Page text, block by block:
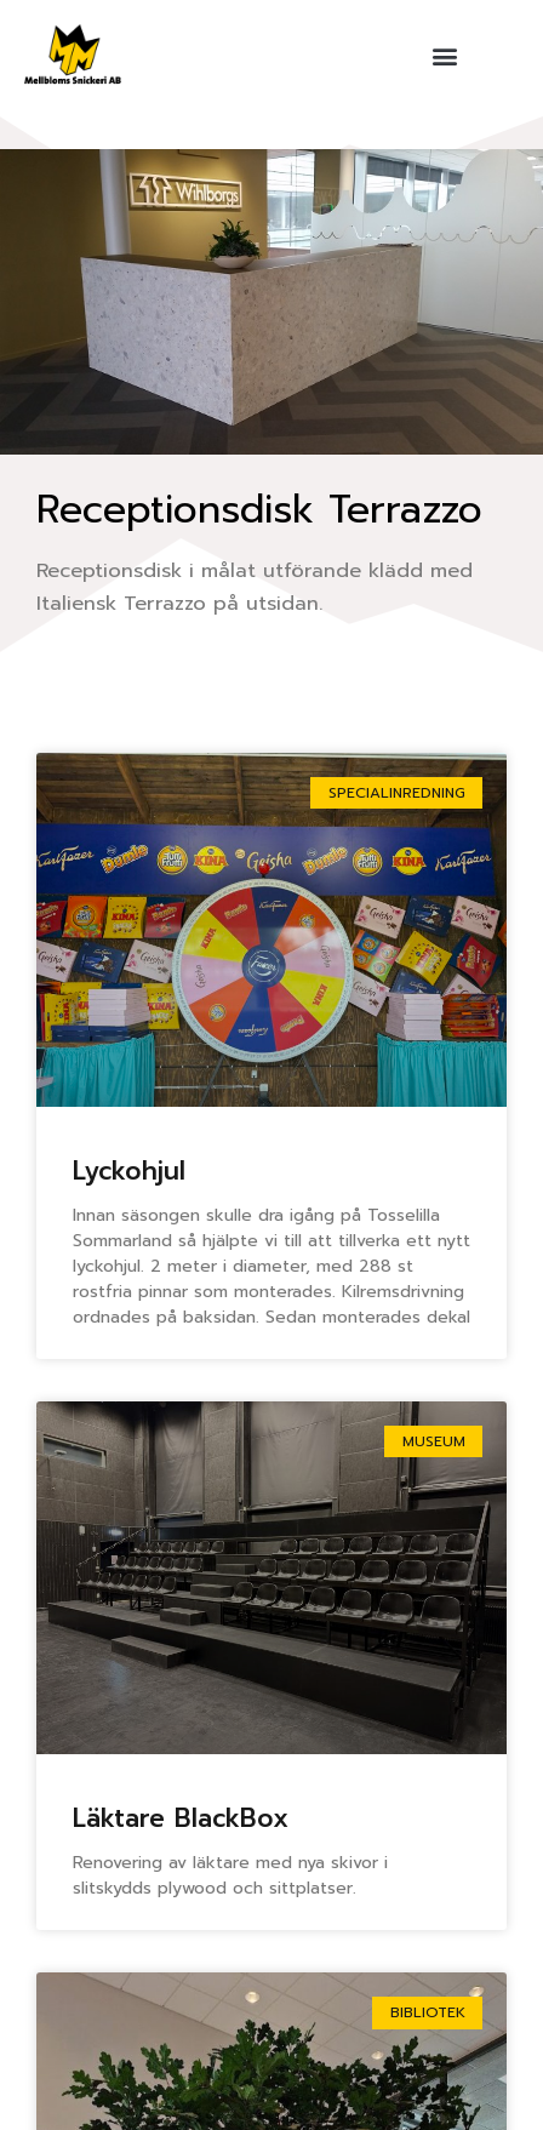
innehåll
Receptionsdisk Terrazzo
Receptionsdisk i målat utförande klädd med
Italiensk Terrazzo på utsidan.
SPECIALINREDNING
Lyckohjul
Innan säsongen skulle dra igång på Tosselilla
Sommarland så hjälpte vi till att tillverka ett nytt
lyckohjul. 2 meter i diameter, med 288 st
rostfria pinnar som monterades. Kilremsdrivning
ordnades på baksidan. Sedan monterades dekal
MUSEUM
Läktare BlackBox
Renovering av läktare med nya skivor i
slitskydds plywood och sittplatser.
BIBLIOTEK
Sida Sida Sida Sida Sida